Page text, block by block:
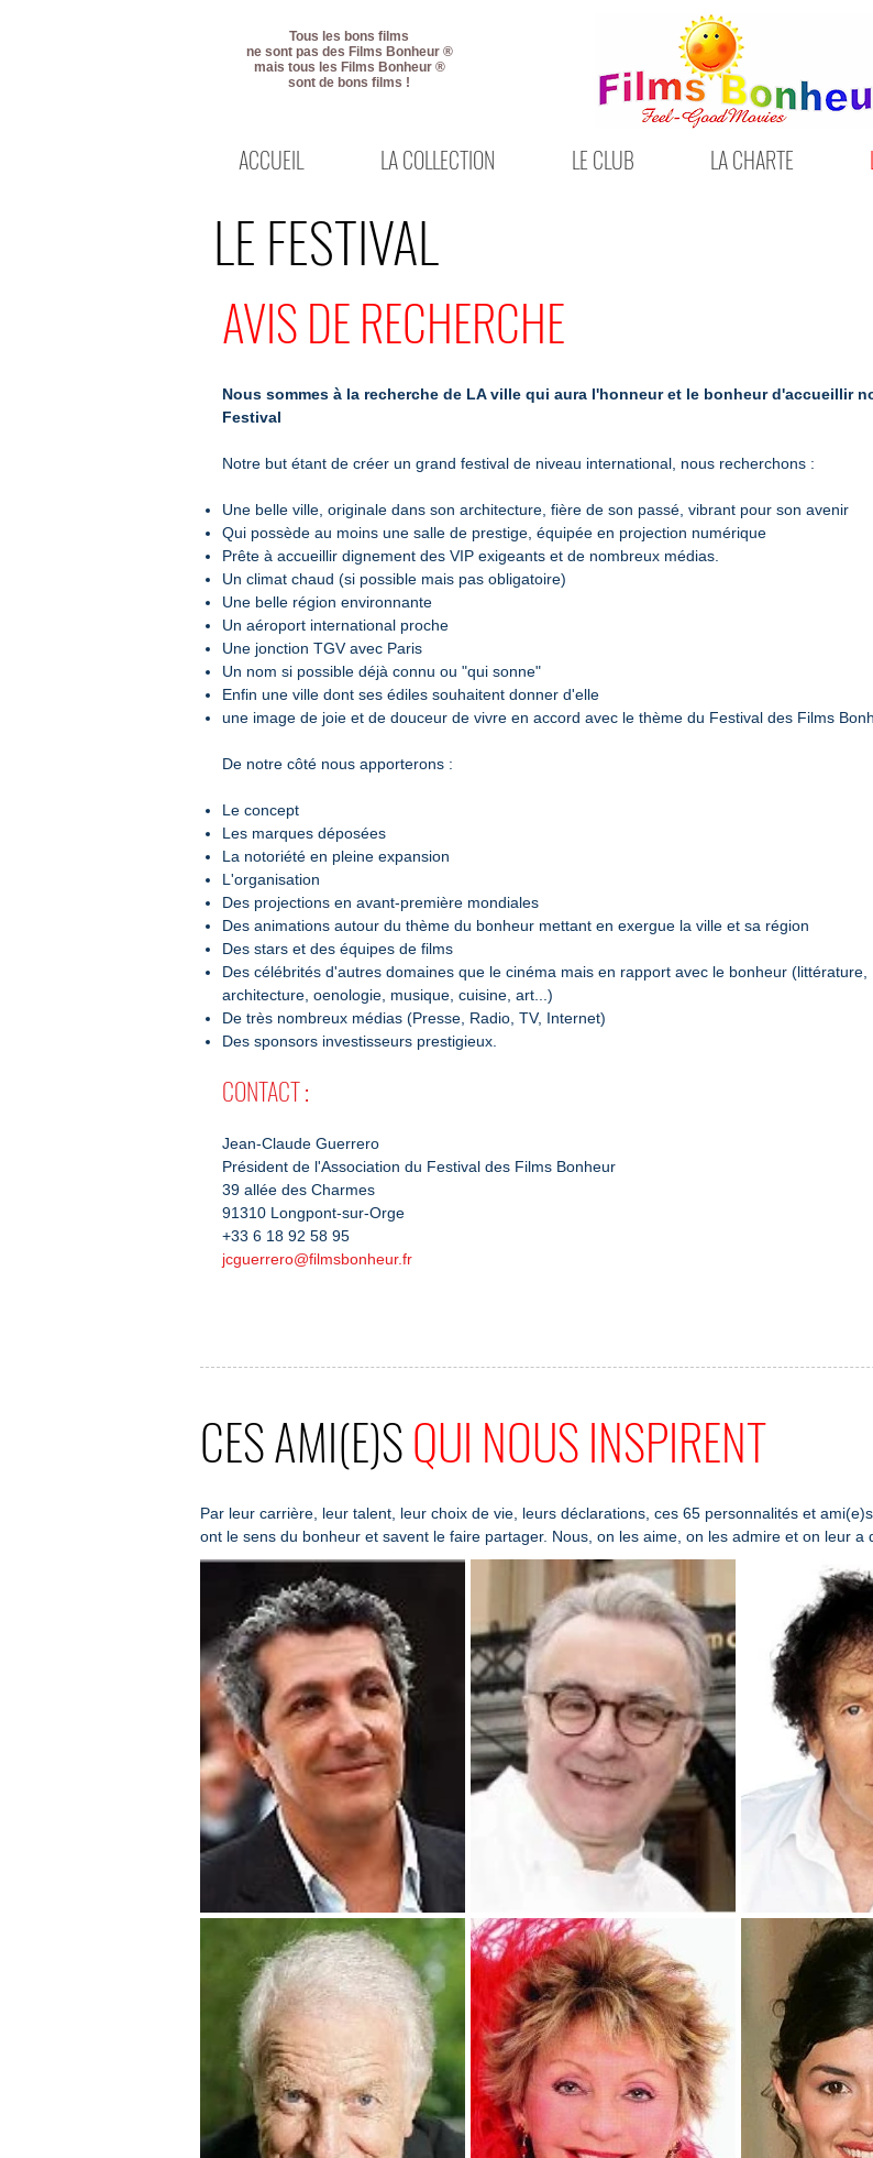
Tous les bons films
ne sont pas des Films Bonheur ®
mais tous les Films Bonheur ®
sont de bons films !
ACCUEIL LA COLLECTION LE CLUB LA CHARTE
LE FESTIVAL
AVIS DE RECHERCHE
Nous sommes à la recherche de LA ville qui aura l'honneur et le bonheur d'accueillir
Festival
Notre but étant de créer un grand festival de niveau international, nous recherchons :
Une belle ville, originale dans son architecture, fière de son passé, vibrant pour son avenir
Qui possède au moins une salle de prestige, équipée en projection numérique
Prête à accueillir dignement des VIP exigeants et de nombreux médias.
Un climat chaud (si possible mais pas obligatoire)
Une belle région environnante
Un aéroport international proche
Une jonction TGV avec Paris
Un nom si possible déjà connu ou "qui sonne"
Enfin une ville dont ses édiles souhaitent donner d'elle
une image de joie et de douceur de vivre en accord avec le thème du Festival des Films
De notre côté nous apporterons :
Le concept
Les marques déposées
La notoriété en pleine expansion
L'organisation
Des projections en avant-première mondiales
Des animations autour du thème du bonheur mettant en exergue la ville et sa région
Des stars et des équipes de films
Des célébrités d'autres domaines que le cinéma mais en rapport avec le bonheur (littérature,
architecture, oenologie, musique, cuisine, art...)
De très nombreux médias (Presse, Radio, TV, Internet)
Des sponsors investisseurs prestigieux.
CONTACT :
Jean-Claude Guerrero
Président de l'Association du Festival des Films Bonheur
39 allée des Charmes
91310 Longpont-sur-Orge
+33 6 18 92 58 95
jcguerrero@filmsbonheur.fr
CES AMI(E)SQUI NOUS INSPIRENT
Par leur carrière, leur talent, leur choix de vie, leurs déclarations, ces 65 personnalités et ami(e)s
ont le sens du bonheur et savent le faire partager. Nous, on les aime, on les admire et on leur a